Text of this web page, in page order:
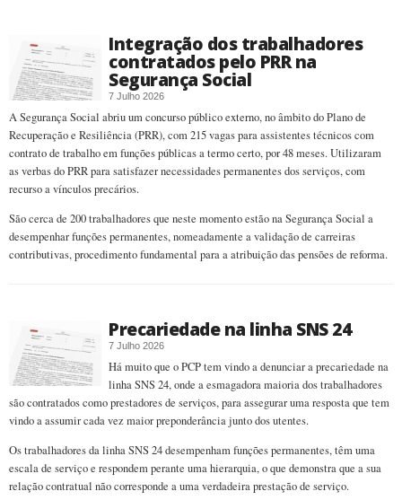
Integração dos trabalhadores
contratados pelo PRR na
Segurança Social
7 Julho 2026
A Segurança Social abriu um concurso público externo, no âmbito do Plano de
Recuperação e Resiliência (PRR), com 215 vagas para assistentes técnicos com
contrato de trabalho em funções públicas a termo certo, por 48 meses. Utilizaram
as verbas do PRR para satisfazer necessidades permanentes dos serviços, com
recurso a vínculos precários.
São cerca de 200 trabalhadores que neste momento estão na Segurança Social a
desempenhar funções permanentes, nomeadamente a validação de carreiras
contributivas, procedimento fundamental para a atribuição das pensões de reforma.
Precariedade na linha SNS 24
7 Julho 2026
Há muito que o PCP tem vindo a denunciar a precariedade na
linha SNS 24, onde a esmagadora maioria dos trabalhadores
são contratados como prestadores de serviços, para assegurar uma resposta que tem
vindo a assumir cada vez maior preponderância junto dos utentes.
Os trabalhadores da linha SNS 24 desempenham funções permanentes, têm uma
escala de serviço e respondem perante uma hierarquia, o que demonstra que a sua
relação contratual não corresponde a uma verdadeira prestação de serviço.